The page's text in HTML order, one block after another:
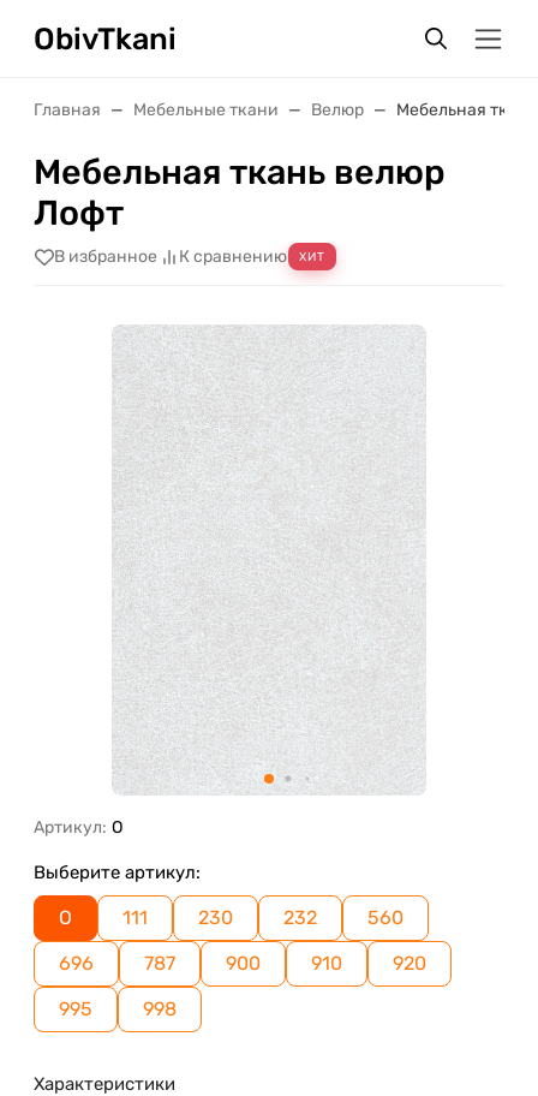
ObivTkani
Главная Мебельные ткани Велюр Мебельная
Мебельная ткань велюр
Лофт
В избранное К сравнению ХИТ
Артикул: O
Выберите артикул:
O 111 230 232
560
696
787 900 910
920
995
998
Характеристики